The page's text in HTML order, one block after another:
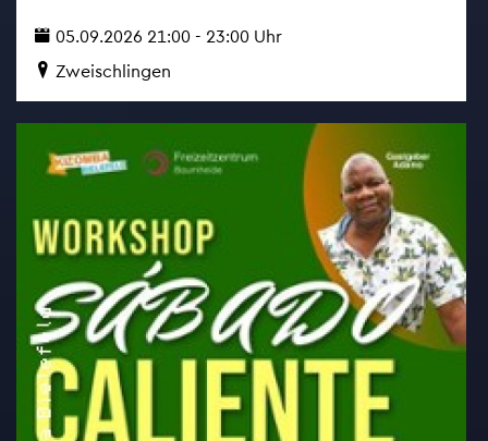
05.09.2026 21:00 - 23:00 Uhr
Zwei­sch­lin­gen